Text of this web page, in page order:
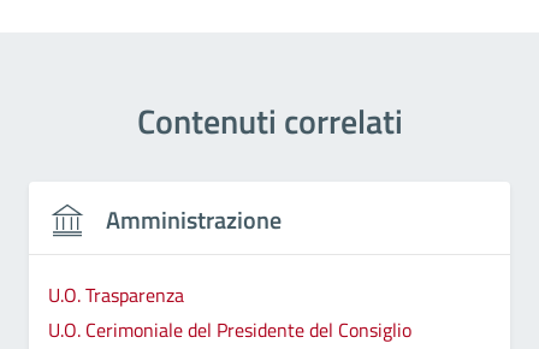
Contenuti correlati
Amministrazione
U.O. Trasparenza
U.O. Cerimoniale del Presidente del Consiglio